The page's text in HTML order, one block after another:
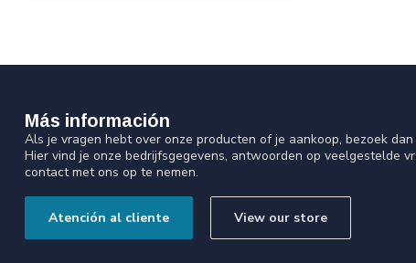
Más información
Als je vragen hebt over onze producten of je aankoop, bezoek
Hier vind je onze bedrijfsgegevens, antwoorden op veelgestelde
contact met ons op te nemen.
Atención al cliente View our store